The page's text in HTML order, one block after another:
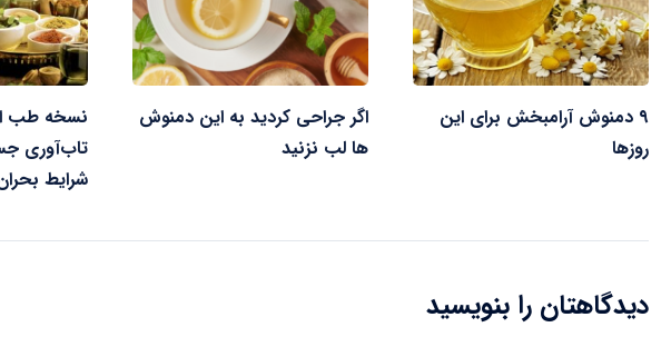
۹ دمنوش آرامبخش برای این
روزها
اگر جراحی کردید به این دمنوش
ها لب نزنید
نسخه طب
تاب‌آوری
شرایط
دیدگاهتان را بنویسید